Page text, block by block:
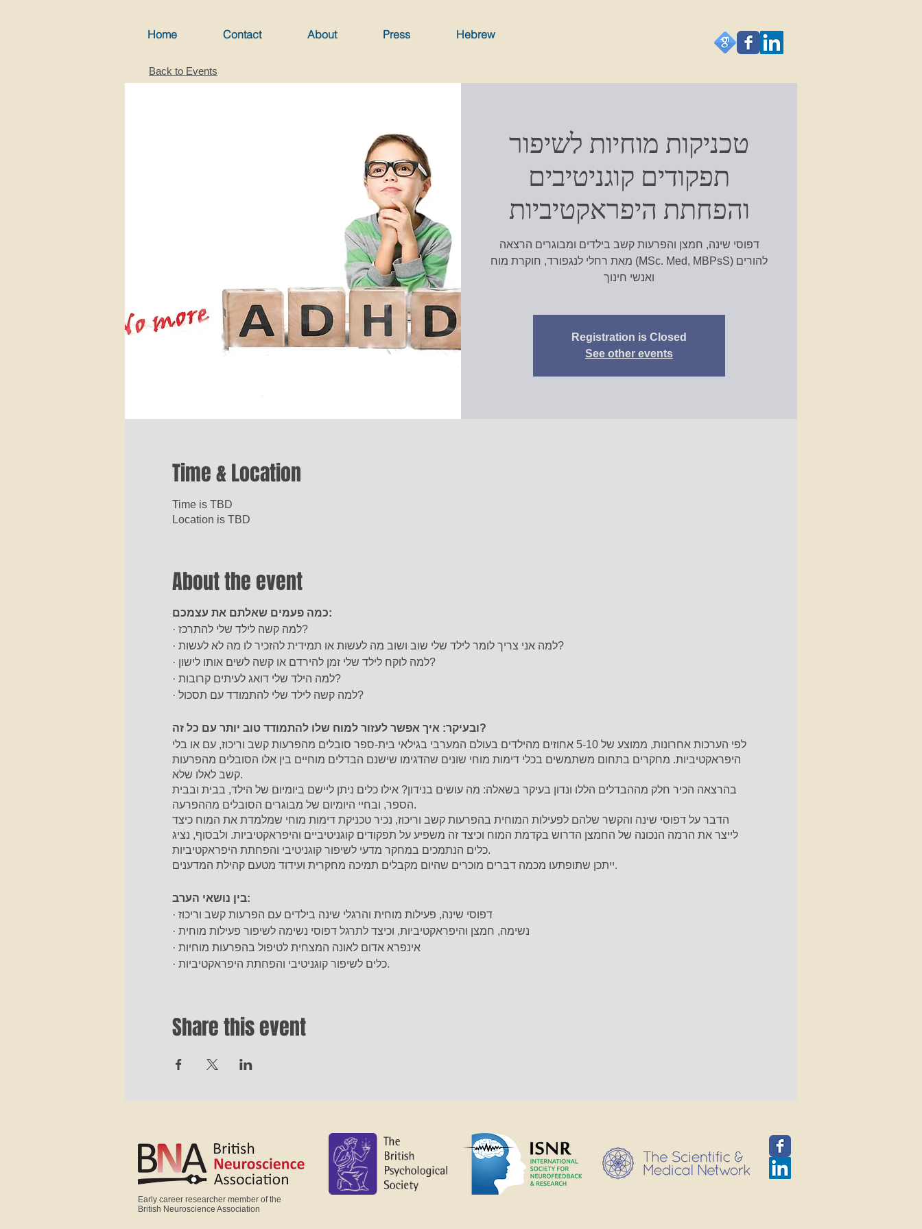
Home Contact About Press Hebrew
Back to Events
טכניקות מוחיות לשיפור
תפקודים קוגניטיבים
והפחתת היפראקטיביות
דפוסי שינה, חמצן והפרעות קשב בילדים ומבוגרים הרצאה
מאת רחלי לנגפורד, חוקרת מוח (MSc. Med, MBPsS) להורים
ואנשי חינוך
Registration is Closed
See other events
Time & Location
Time is TBD
Location is TBD
About the event
כמה פעמים שאלתם את עצמכם:
· למה קשה לילד שלי להתרכז?
· למה אני צריך לומר לילד שלי שוב ושוב מה לעשות או תמידית להזכיר לו מה לא לעשות?
· למה לוקח לילד שלי זמן להירדם או קשה לשים אותו לישון?
· למה הילד שלי דואג לעיתים קרובות?
· למה קשה לילד שלי להתמודד עם תסכול?
ובעיקר: איך אפשר לעזור למוח שלו להתמודד טוב יותר עם כל זה?
לפי הערכות אחרונות, ממוצע של 5-10 אחוזים מהילדים בעולם המערבי בגילאי בית-ספר סובלים מהפרעות קשב וריכוז, עם או בלי
היפראקטיביות. מחקרים בתחום משתמשים בכלי דימות מוחי שונים שהדגימו שישנם הבדלים מוחיים בין אלו הסובלים מהפרעות
קשב לאלו שלא.
בהרצאה הכיר חלק מההבדלים הללו ונדון בעיקר בשאלה: מה עושים בנידון? אילו כלים ניתן ליישם ביומיום של הילד, בבית ובבית
הספר, ובחיי היומיום של מבוגרים הסובלים מההפרעה.
הדבר על דפוסי שינה והקשר שלהם לפעילות המוחית בהפרעות קשב וריכוז, נכיר טכניקת דימות מוחי שמלמדת את המוח כיצד
לייצר את הרמה הנכונה של החמצן הדרוש בקדמת המוח וכיצד זה משפיע על תפקודים קוגניטיביים והיפראקטיביות. ולבסוף, נציג
כלים הנתמכים במחקר מדעי לשיפור קוגניטיבי והפחתת היפראקטיביות.
ייתכן שתופתעו מכמה דברים מוכרים שהיום מקבלים תמיכה מחקרית ועידוד מטעם קהילת המדענים.
בין נושאי הערב:
· דפוסי שינה, פעילות מוחית והרגלי שינה בילדים עם הפרעות קשב וריכוז
· נשימה, חמצן והיפראקטיביות, וכיצד לתרגל דפוסי נשימה לשיפור פעילות מוחית
· אינפרא אדום לאונה המצחית לטיפול בהפרעות מוחיות
· כלים לשיפור קוגניטיבי והפחתת היפראקטיביות.
Share this event
Early career researcher member of the
British Neuroscience Association